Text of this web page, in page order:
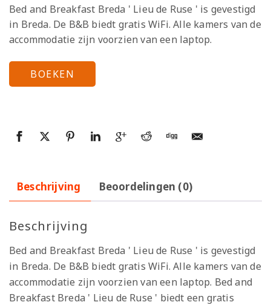
Bed and Breakfast Breda ' Lieu de Ruse ' is gevestigd
in Breda. De B&B biedt gratis WiFi. Alle kamers van de
accommodatie zijn voorzien van een laptop.
BOEKEN
Beschrijving Beoordelingen (0)
Beschrijving
Bed and Breakfast Breda ' Lieu de Ruse ' is gevestigd
in Breda. De B&B biedt gratis WiFi. Alle kamers van de
accommodatie zijn voorzien van een laptop. Bed and
Breakfast Breda ' Lieu de Ruse ' biedt een gratis